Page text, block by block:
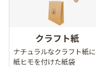
クラフト紙
ナチュラルなクラフト紙に
紙ヒモを付けた紙袋